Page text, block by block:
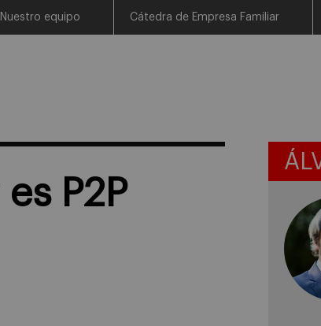
Nuestro equipo Cátedra de Empresa Familiar
P2P